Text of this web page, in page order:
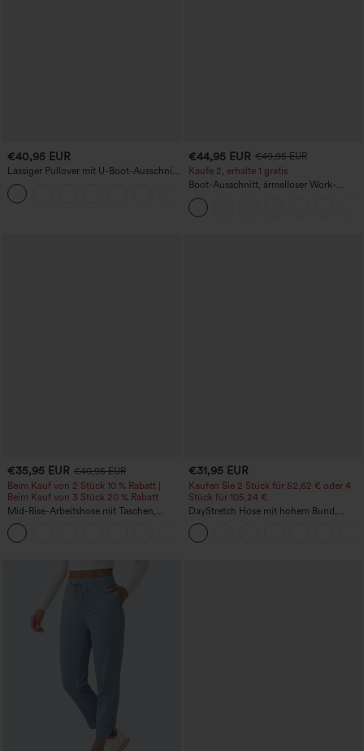
€40,95 EUR
Lässiger Pullover mit U-Boot-Ausschnitt
und Fledermausärmeln.
€44,95 EUR €49,95 EUR
Kaufe 2, erhalte 1 gratis
Boot-Ausschnitt, ärmelloser Work-
Jumpsuit mit seitlicher Bindung,
kühlender Cool-Touch-Effekt, gestreift
und mit Taschen – Easy Peezy Edition
€35,95 EUR €40,95 EUR
Beim Kauf von 2 Stück 10 % Rabatt |
Beim Kauf von 3 Stück 20 % Rabatt
Mid-Rise-Arbeitshose mit Taschen,
Barrel-Leg und weiter Passform
€31,95 EUR
Kaufen Sie 2 Stück für 52,62 € oder 4
Stück für 105,24 €.
DayStretch Hose mit hohem Bund,
Barrel-Leg und Taschen